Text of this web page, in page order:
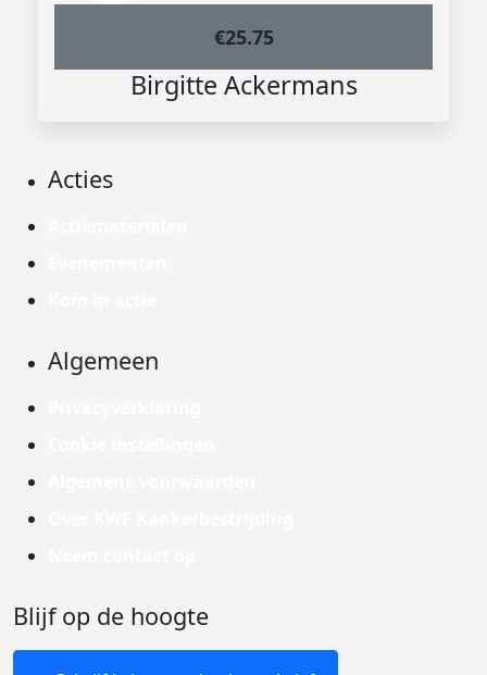
€25.75
Birgitte Ackermans
Acties
Algemeen
Blijf op de hoogte